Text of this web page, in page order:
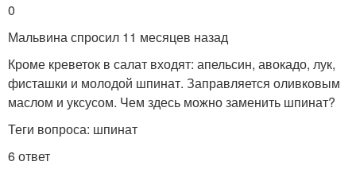
0
Мальвина спросил 11 месяцев назад
Кроме креветок в салат входят: апельсин, авокадо, лук,
фисташки и молодой шпинат. Заправляется оливковым
маслом и уксусом. Чем здесь можно заменить шпинат?
Теги вопроса: шпинат
6 ответ